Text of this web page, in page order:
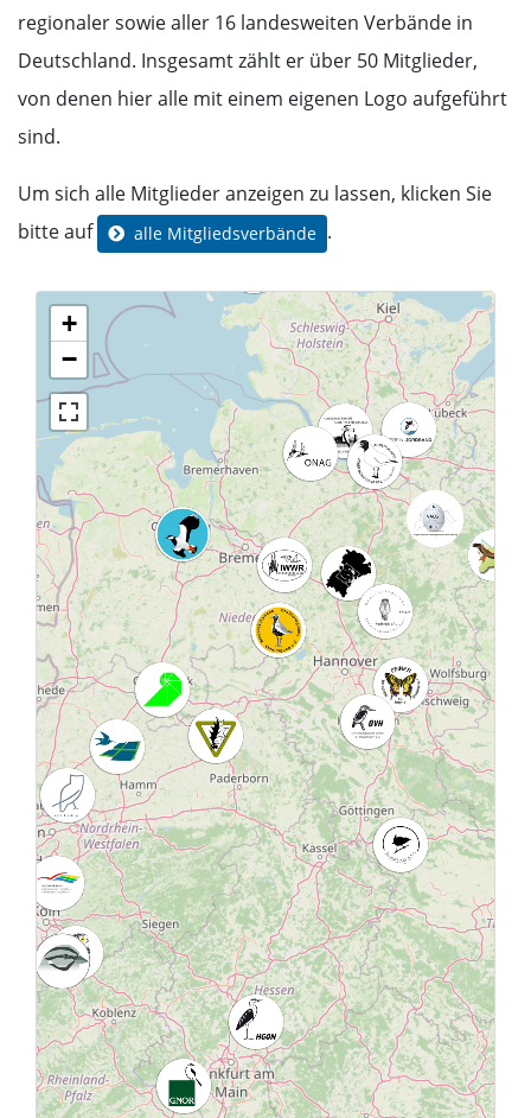
regionaler sowie aller 16 landesweiten Verbände in
Deutschland. Insgesamt zählt er über 50 Mitglieder,
von denen hier alle mit einem eigenen Logo aufgeführt
sind.
Um sich alle Mitglieder anzeigen zu lassen, klicken Sie
bitte auf
alle Mitgliedsverbände .
+
−